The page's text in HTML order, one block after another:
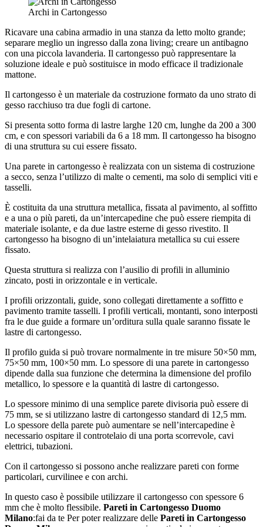
Archi in Cartongesso
Ricavare una cabina armadio in una stanza da letto molto grande;
separare meglio un ingresso dalla zona living; creare un antibagno
con una piccola lavanderia. Il cartongesso può rappresentare la
soluzione ideale e può sostituisce in modo efficace il tradizionale
mattone.
Il cartongesso è un materiale da costruzione formato da uno strato di
gesso racchiuso tra due fogli di cartone.
Si presenta sotto forma di lastre larghe 120 cm, lunghe da 200 a 300
cm, e con spessori variabili da 6 a 18 mm. Il cartongesso ha bisogno
di una struttura su cui essere fissato.
Una parete in cartongesso è realizzata con un sistema di costruzione
a secco, senza l’utilizzo di malte o cementi, ma solo di semplici viti e
tasselli.
È costituita da una struttura metallica, fissata al pavimento, al soffitto
e a una o più pareti, da un’intercapedine che può essere riempita di
materiale isolante, e da due lastre esterne di gesso rivestito. Il
cartongesso ha bisogno di un’intelaiatura metallica su cui essere
fissato.
Questa struttura si realizza con l’ausilio di profili in alluminio
zincato, posti in orizzontale e in verticale.
I profili orizzontali, guide, sono collegati direttamente a soffitto e
pavimento tramite tasselli. I profili verticali, montanti, sono interposti
fra le due guide a formare un’orditura sulla quale saranno fissate le
lastre di cartongesso.
Il profilo guida si può trovare normalmente in tre misure 50×50 mm,
75×50 mm, 100×50 mm. Lo spessore di una parete in cartongesso
dipende dalla sua funzione che determina la dimensione del profilo
metallico, lo spessore e la quantità di lastre di cartongesso.
Lo spessore minimo di una semplice parete divisoria può essere di
75 mm, se si utilizzano lastre di cartongesso standard di 12,5 mm.
Lo spessore della parete può aumentare se nell’intercapedine è
necessario ospitare il controtelaio di una porta scorrevole, cavi
elettrici, tubazioni.
Con il cartongesso si possono anche realizzare pareti con forme
particolari, curvilinee e con archi.
In questo caso è possibile utilizzare il cartongesso con spessore 6
mm che è molto flessibile. Pareti in Cartongesso Duomo
Milano:fai da te Per poter realizzare delle Pareti in Cartongesso